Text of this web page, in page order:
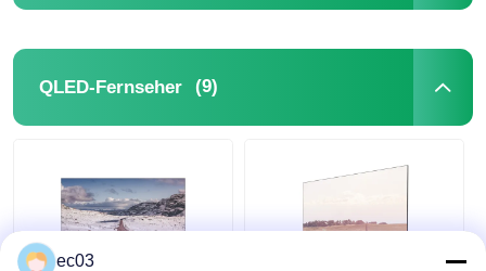
QLED-Fernseher (9)
ec03